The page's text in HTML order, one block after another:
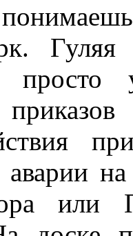
просто
аварии
или